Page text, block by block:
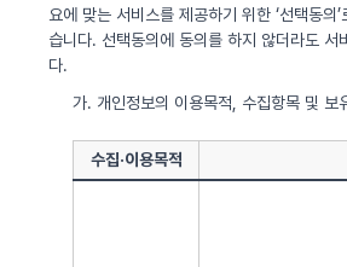
요에 맞는 서비스를 제공하기 위한 ‘선택동의
습니다. 선택동의에 동의를 하지 않더라도 서
다.
가. 개인정보의 이용목적, 수집항목 및 보
수집·이용목적